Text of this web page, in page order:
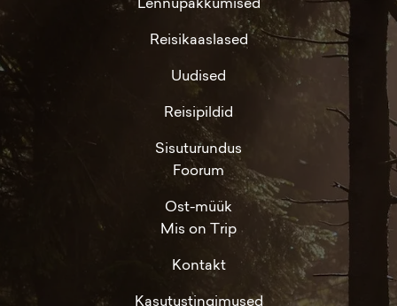
Reisikaaslased
Uudised
Reisipildid
Sisuturundus
Foorum
Ost-müük
Mis on Trip
Kontakt
Kasutustingimused